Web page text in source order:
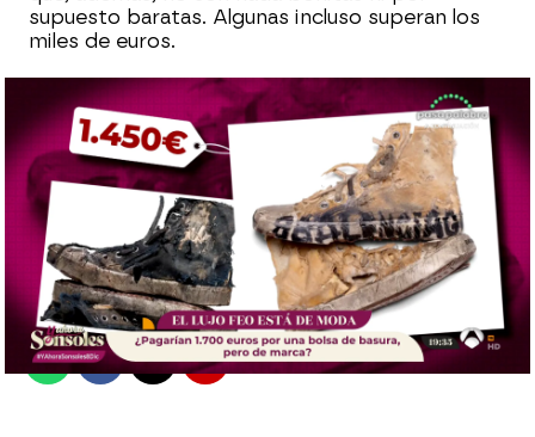
supuesto baratas. Algunas incluso superan los
miles de euros.
Sara Ruiz
Madrid
Publicado:08 de diciembre de 2022, 19:38
WhatsappFacebook
X Flipboard